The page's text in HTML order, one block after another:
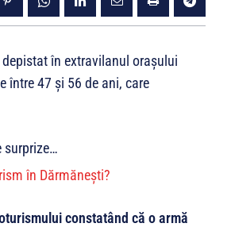
în extravilanul orașului
între 47 și 56 de ani, care
surprize…
constatând că o armă